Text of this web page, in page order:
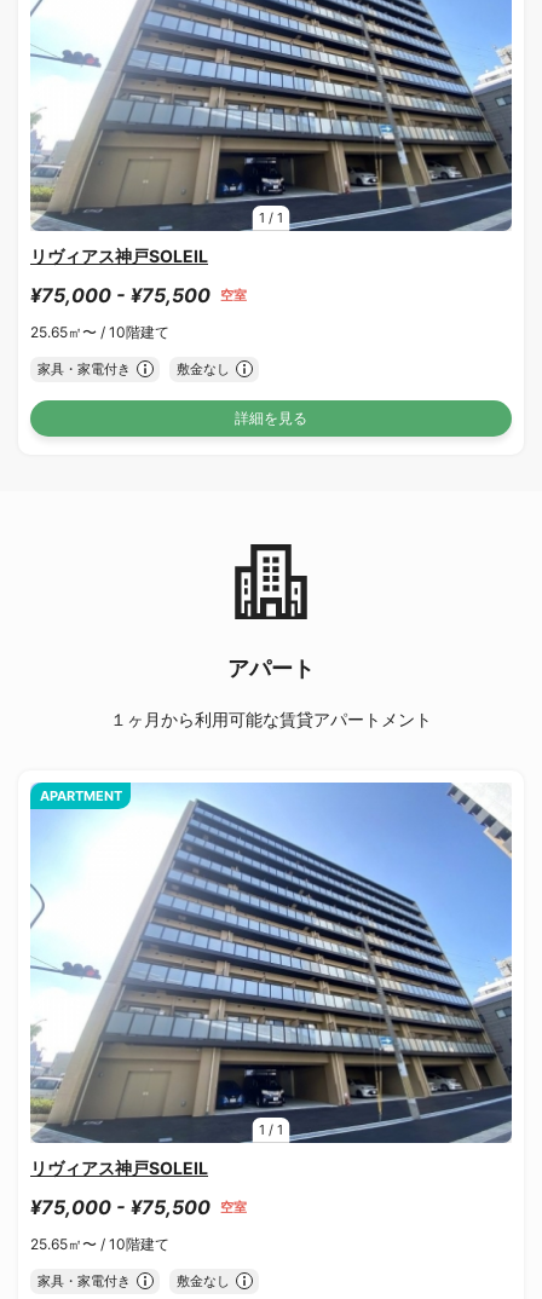
1 / 1
リヴィアス神戸SOLEIL
¥75,000 - ¥75,500 空室
25.65㎡〜 / 10階建て
家具・家電付き 敷金なし
詳細を見る
アパート
１ヶ月から利用可能な賃貸アパートメント
1 / 1
APARTMENT
リヴィアス神戸SOLEIL
¥75,000 - ¥75,500 空室
25.65㎡〜 / 10階建て
家具・家電付き 敷金なし